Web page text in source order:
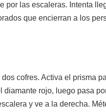
por las escaleras. Intenta
que encierran a los
cofres. Activa el prisma
rojo, luego pasa
y ve a la derecha.